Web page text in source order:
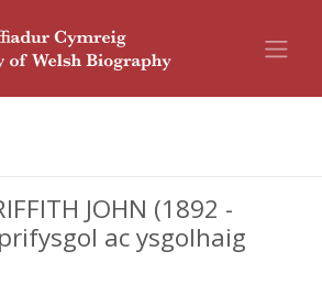
JOHN (1892 -
ac ysgolhaig